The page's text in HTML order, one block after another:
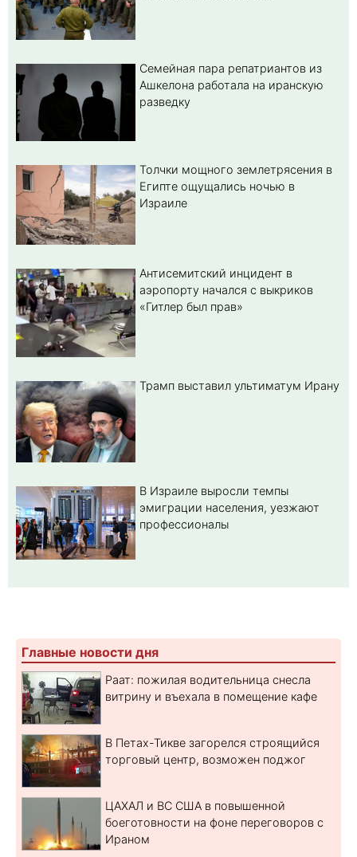
Семейная пара репатриантов из
Ашкелона работала на иранскую
разведку
Толчки мощного землетрясения в
Египте ощущались ночью в
Израиле
Антисемитский инцидент в
аэропорту начался с выкриков
«Гитлер был прав»
Трамп выставил ультиматум Ирану
В Израиле выросли темпы
эмиграции населения, уезжают
профессионалы
Главные новости дня
Раат: пожилая водительница снесла
витрину и въехала в помещение кафе
В Петах-Тикве загорелся строящийся
торговый центр, возможен поджог
ЦАХАЛ и ВС США в повышенной
боеготовности на фоне переговоров с
Ираном